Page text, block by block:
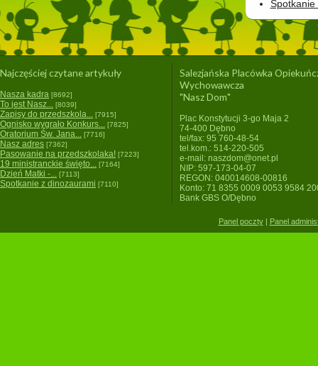
Najczęściej czytane artykuły
Nasza kadra [8692]
To jest Nasz... [8039]
Zapisy do przedszkola... [7915]
Ognisko wygrało Konkurs... [7825]
Oratorium Św. Jana... [7716]
Nasz adres [7362]
Pasowanie na przedszkolaka! [7223]
19 ministranckie święto... [7164]
Dzień Matki -... [7113]
Spotkanie z dinozaurami [7110]
Salezjańska Placówka
Wychowawcza
"Nasz Dom"
Plac Konstytucji 3-go Maja 2
74-400 Dębno
tel/fax: 95 760-48-54
tel.kom.: 514-220-505
e-mail: naszdom@onet.pl
NIP: 597-173-04-07
REGON: 040014608-00816
Konto: 71 8355 0009 0053 9584
Bank GBS O/Dębno
Panel poczty| Panel